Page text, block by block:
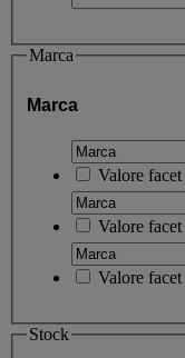
Marca
Marca
Valore facet
Valore facet
Valore facet
Stock